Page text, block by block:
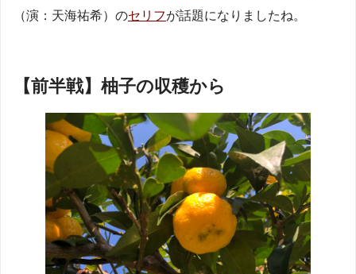
（演：天海祐希）のセリフが話題になりましたね。
【前半戦】柚子の収穫から